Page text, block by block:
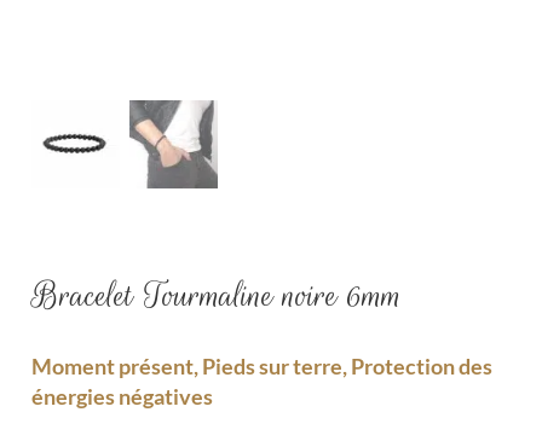
Bracelet Tourmaline noire 6mm
Moment présent, Pieds sur terre, Protection des
énergies négatives